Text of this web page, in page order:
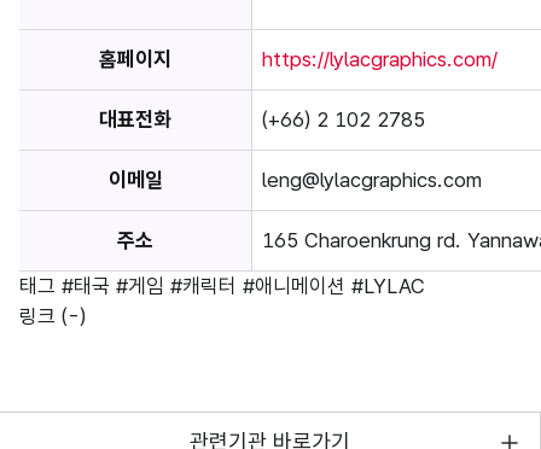
홈페이지 https://lylacgraphics.com/
대표전화 (+66) 2 102 2785
이메일 leng@lylacgraphics.com
주소
165 Charoenkrung rd.
태그 #태국 #게임 #캐릭터 #애니메이션 #LYLAC
링크 (-)
관련기관 바로가기